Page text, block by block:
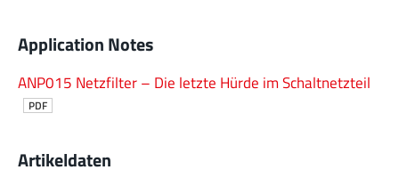
Application Notes
ANP015 Netzfilter – Die letzte Hürde im Schaltnetzteil
PDF
Artikeldaten